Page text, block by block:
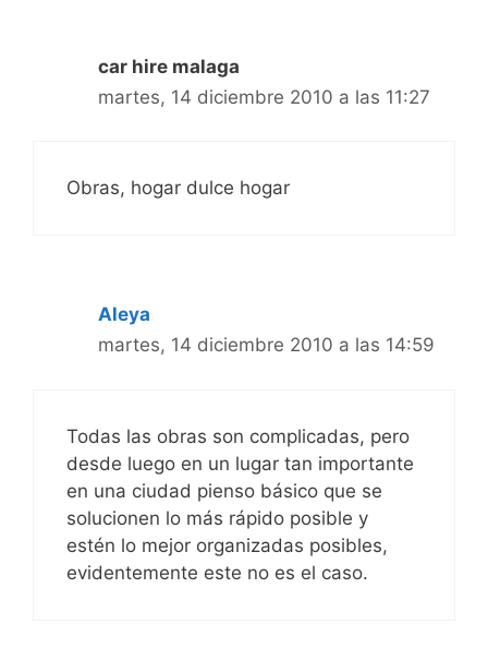
car hire malaga
martes, 14 diciembre 2010 a las 11:27
Obras, hogar dulce hogar
Aleya
martes, 14 diciembre 2010 a las 14:59
Todas las obras son complicadas, pero
desde luego en un lugar tan importante
en una ciudad pienso básico que se
solucionen lo más rápido posible y
estén lo mejor organizadas posibles,
evidentemente este no es el caso.